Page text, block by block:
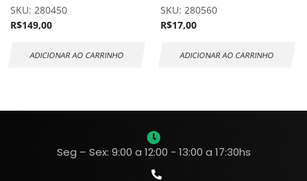
SKU: 280450
R$149,00
ADICIONAR AO CARRINHO
SKU: 280560
R$17,00
ADICIONAR AO CARRINHO
Seg – Sex: 9:00 a 12:00 - 13:00 a 17:30hs